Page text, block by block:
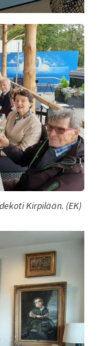
Kirpilään. (EK)